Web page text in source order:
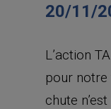
20/11/
L’action
pour notre
chute